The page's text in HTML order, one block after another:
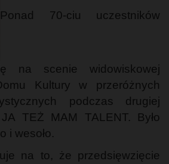
Ponad 70-ciu uczestników
na scenie widowiskowej
Kultury w przeróżnych
podczas drugiej
TEŻ MAM TALENT. Było
i wesoło.
na to, że przedsięwzięcie